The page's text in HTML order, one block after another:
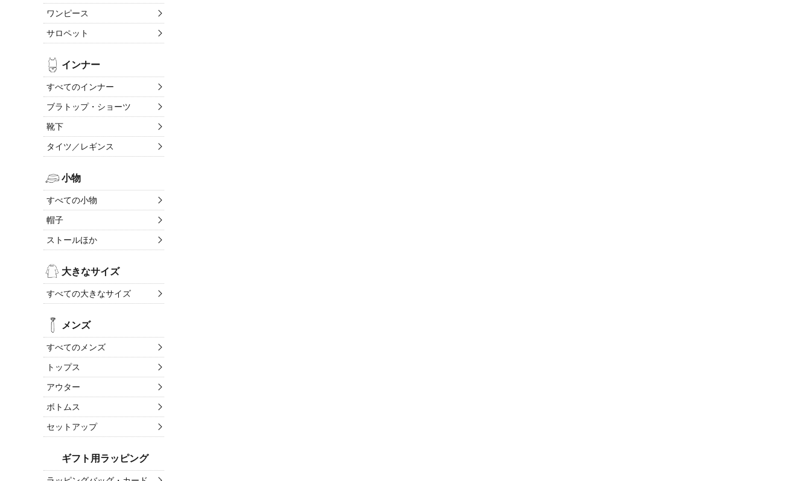
ワンピース
サロペット
インナー
すべてのインナー
ブラトップ・ショーツ
靴下
タイツ／レギンス
小物
すべての小物
帽子
ストールほか
大きなサイズ
すべての大きなサイズ
メンズ
すべてのメンズ
トップス
アウター
ボトムス
セットアップ
ギフト用ラッピング